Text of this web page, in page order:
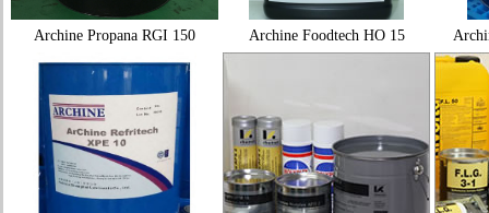
Archine Propana RGI 150 Archine Foodtech HO 15